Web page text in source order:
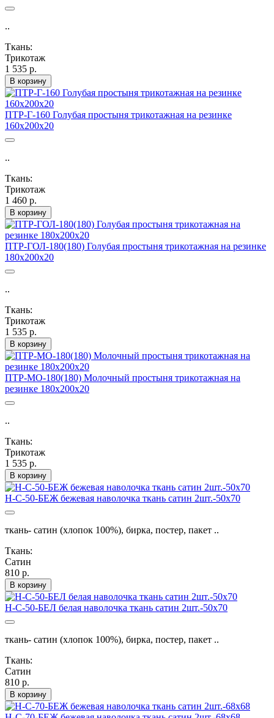
..
Ткань:
Трикотаж
1 535 р.
В корзину
ПТР-Г-160 Голубая простыня трикотажная на резинке
160х200х20
..
Ткань:
Трикотаж
1 460 р.
В корзину
ПТР-ГОЛ-180(180) Голубая простыня трикотажная на резинке
180х200х20
..
Ткань:
Трикотаж
1 535 р.
В корзину
ПТР-МО-180(180) Молочный простыня трикотажная на
резинке 180х200х20
..
Ткань:
Трикотаж
1 535 р.
В корзину
Н-С-50-БЕЖ бежевая наволочка ткань сатин 2шт.-50х70
ткань- сатин (хлопок 100%), бирка, постер, пакет ..
Ткань:
Сатин
810 р.
В корзину
Н-С-50-БЕЛ белая наволочка ткань сатин 2шт.-50х70
ткань- сатин (хлопок 100%), бирка, постер, пакет ..
Ткань:
Сатин
810 р.
В корзину